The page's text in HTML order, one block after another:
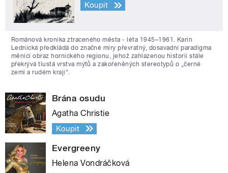
Koupit
Románová kronika ztraceného města - léta 1945–1961. Karin
Lednická předkládá do značné míry převratný, dosavadní paradigma
měnící obraz hornického regionu, jehož zahlazenou historii stále
překrývá tlustá vrstva mýtů a zakořeněných stereotypů o „černé
zemi a rudém kraji“.
Brána osudu
Agatha Christie
Koupit
Evergreeny
Helena Vondráčková